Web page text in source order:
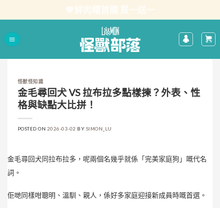
怪獸怪知識
金毛尋回犬 VS 拉布拉多點樣揀？外表、性
格與缺點大比拼！
POSTED ON 2026-03-02 BY SIMON_LU
金毛尋回犬同拉布拉多，呢兩個名幾乎就係「完美家庭狗」嘅代名
詞。
佢哋同樣咁聰明、溫馴、親人，係好多家庭迎接新成員時嘅首選。